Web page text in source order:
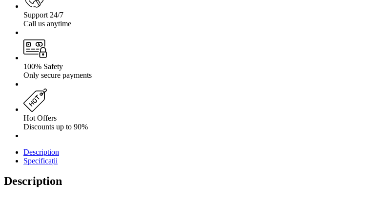
Support 24/7
Call us anytime
100% Safety
Only secure payments
Hot Offers
Discounts up to 90%
Description
Specificații
Description